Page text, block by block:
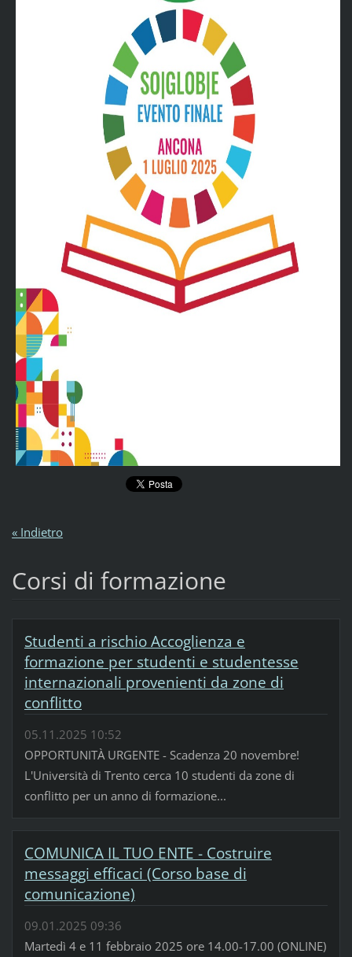
« Indietro
Corsi di formazione
Studenti a rischio Accoglienza e
formazione per studenti e studentesse
internazionali provenienti da zone di
conflitto
05.11.2025 10:52
OPPORTUNITÀ URGENTE - Scadenza 20 novembre!
L'Università di Trento cerca 10 studenti da zone di
conflitto per un anno di formazione...
COMUNICA IL TUO ENTE - Costruire
messaggi efficaci (Corso base di
comunicazione)
09.01.2025 09:36
Martedì 4 e 11 febbraio 2025 ore 14.00-17.00 (ONLINE)